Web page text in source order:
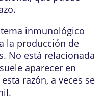
inmunológico
la producción de
No está relacionada
aparecer en
razón, a veces se